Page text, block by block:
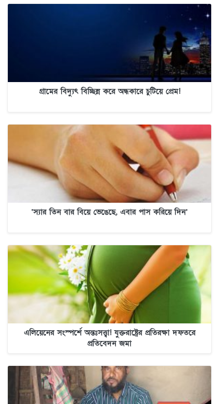
গ্রামের বিদ্যুৎ বিচ্ছিন্ন করে অন্ধকারে চুটিয়ে প্রেম!
‘স্যার তিন বার বিয়ে ভেঙেছে, এবার পাস করিয়ে দিন’
এলিয়েনের সংস্পর্শে অন্তঃসত্ত্বা! যুক্তরাষ্ট্রের প্রতিরক্ষা দফতরে
প্রতিবেদন জমা